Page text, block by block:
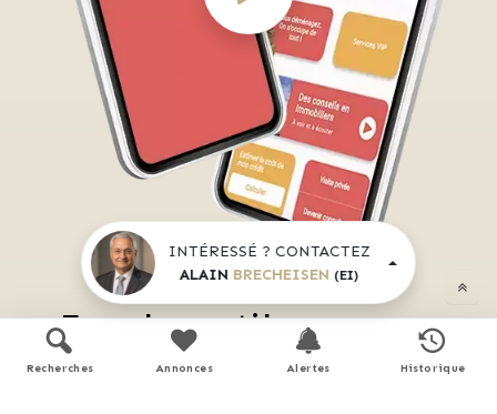
Tous les outils pour vos
projets immobiliers
INTÉRESSÉ ? CONTACTEZ
ALAIN BRECHEISEN (EI)
Recherches Annonces Alertes Historique